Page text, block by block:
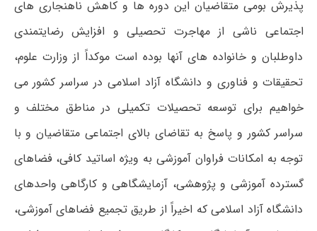
پذیرش بومی متقاضیان این دوره ها و کاهش ناهنجاری های
اجتماعی ناشی از مهاجرت تحصیلی و افزایش رضایتمندی
داوطلبان و خانواده های آنها بوده است موکداً از وزارت علوم،
تحقیقات و فناوری و دانشگاه آزاد اسلامی در سراسر کشور می
خواهیم برای توسعه تحصیلات تکمیلی در مناطق مختلف و
سراسر کشور و پاسخ به تقاضای بالای اجتماعی متقاضیان و با
توجه به امکانات فراوان آموزشی به ویژه اساتید کافی، فضاهای
گسترده آموزشی و پژوهشی، آزمایشگاهی و کارگاهی واحدهای
دانشگاه آزاد اسلامی که اخیراً از طریق تجمیع فضاهای آموزشی،